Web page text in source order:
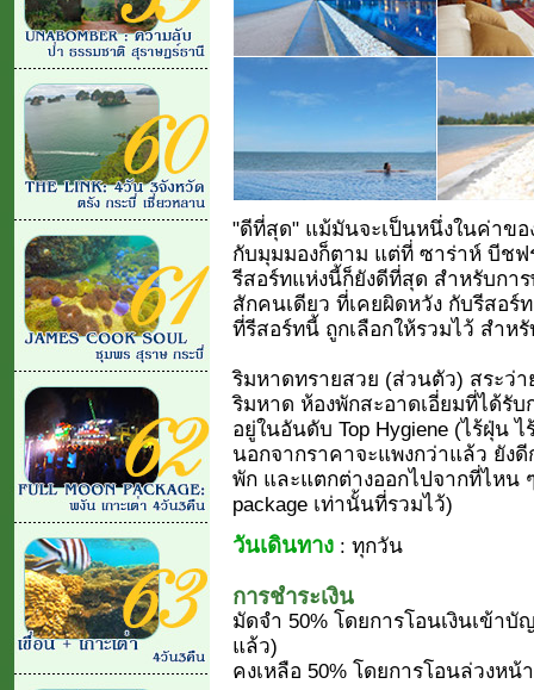
"ดีที่สุด" แม้มันจะเป็นหนึ่งในค่าข
กับมุมมองก็ตาม แต่ที่ ซาร่าห์ บีช
รีสอร์ทแห่งนี้ก็ยังดีที่สุด สำหรับกา
สักคนเดียว ที่เคยผิดหวัง กับรีสอ
ที่รีสอร์ทนี้ ถูกเลือกให้รวมไว้ สำห
ริมหาดทรายสวย (ส่วนตัว) สระว่
ริมหาด ห้องพักสะอาดเอี่ยมที่ได้รั
อยู่ในอันดับ Top Hygiene (ไร้ฝุ่น
นอกจากราคาจะแพงกว่าแล้ว ยัง
พัก และแตกต่างออกไปจากที่ไหน
package เท่านั้นที่รวมไว้)
วันเดินทาง : ทุกวัน
การชำระเงิน
มัดจำ 50% โดยการโอนเงินเข้า
แล้ว)
คงเหลือ 50% โดยการโอนล่วงห